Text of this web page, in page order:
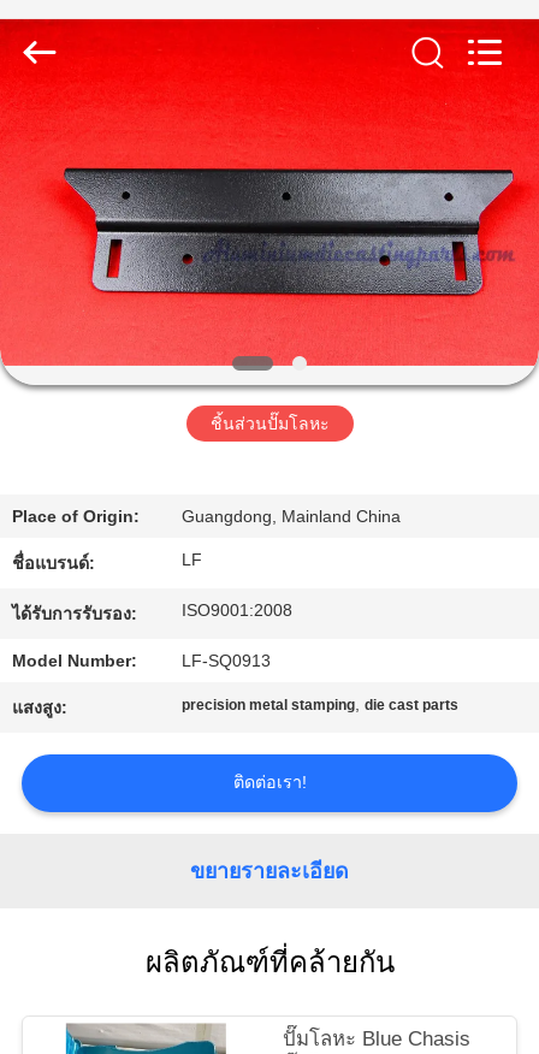
บ้าน
สินค้า
เรา
ทัวร์
โรงงาน
การ
ควบคุม
เรา
-
2026
LiFong(HK)
Industrial
Rights
Reserved.
ชิ้นส่วนปั๊มโลหะ
Place of Origin: Guangdong, Mainland China
ชื่อแบรนด์: LF
ได้รับการรับรอง: ISO9001:2008
Model Number: LF-SQ0913
แสงสูง: precision metal stamping,die cast parts
ติดต่อเรา!
ขยายรายละเอียด
ผลิตภัณฑ์ที่คล้ายกัน
ปั๊มโลหะ Blue Chasis